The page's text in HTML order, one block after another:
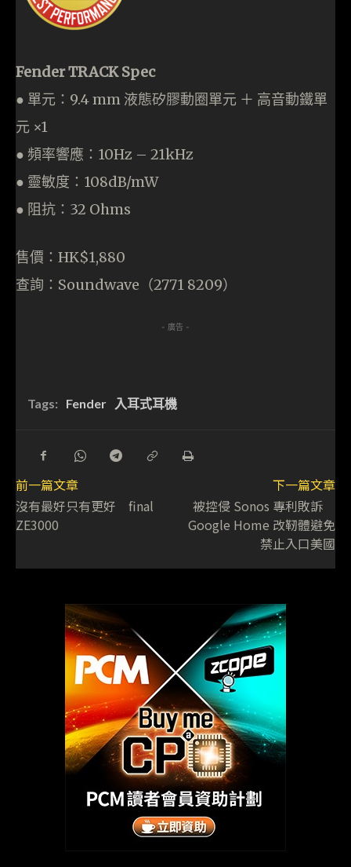
Fender TRACK Spec
● 單元：9.4 mm 液態矽膠動圈單元 ＋ 高音動鐵單
元 ×1
● 頻率響應：10Hz – 21kHz
● 靈敏度：108dB/mW
● 阻抗：32 Ohms
售價：HK$1,880
查詢：Soundwave（2771 8209）
- 廣告 -
Tags: Fender 入耳式耳機
前一篇文章
沒有最好只有更好 final
ZE3000
下一篇文章
被控侵 Sonos 專利敗訴
Google Home 改靭體避免
禁止入口美國